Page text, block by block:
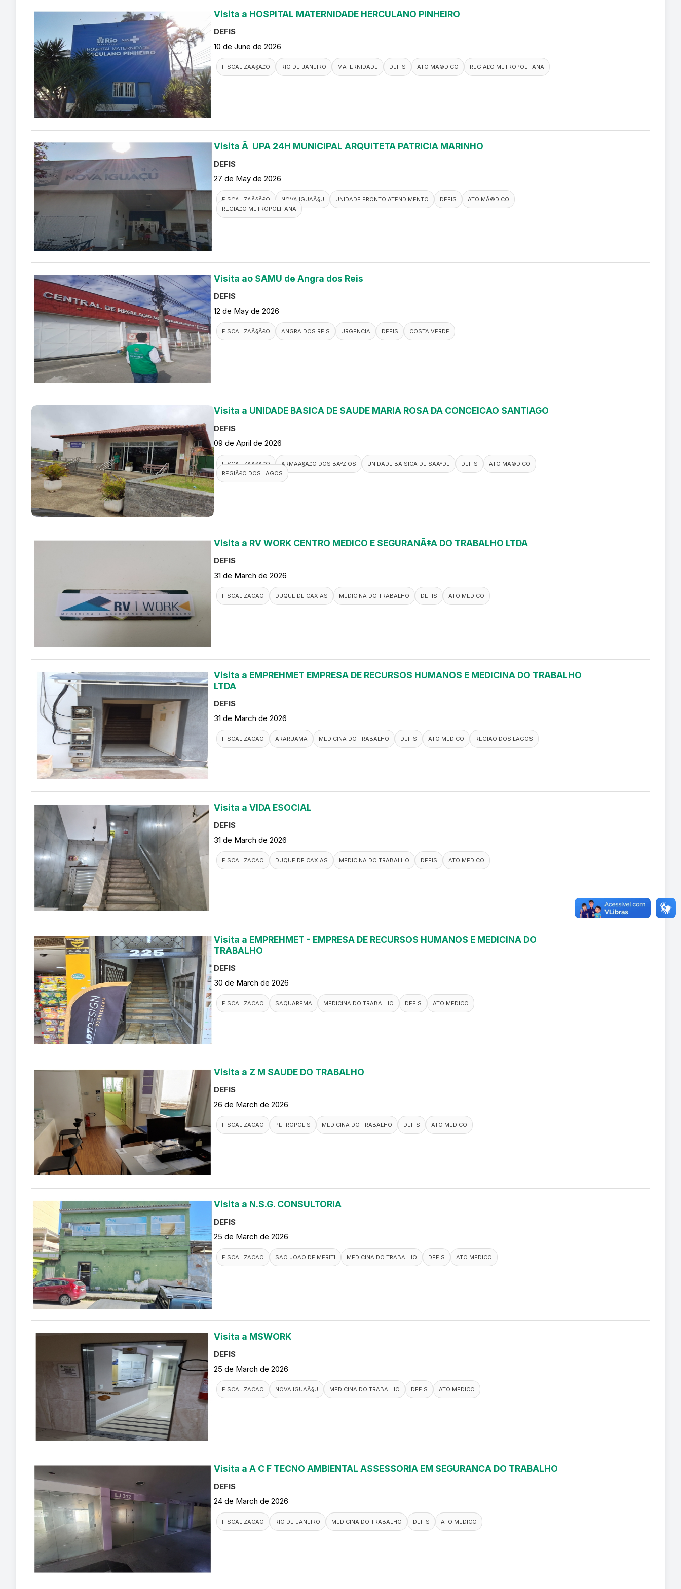
Visita a HOSPITAL MATERNIDADE HERCULANO PINHEIRO
DEFIS
10 de June de 2026
FISCALIZAÃ§Ã£O RIO DE JANEIRO MATERNIDADE DEFIS ATO MÃ©DICO REGIÃ£O METROPOLITANA
Visita Ã UPA 24H MUNICIPAL ARQUITETA PATRICIA MARINHO
DEFIS
27 de May de 2026
FISCALIZAÃ§Ã£O NOVA IGUAÃ§U UNIDADE PRONTO ATENDIMENTO DEFIS
ATO MÃ©DICO
REGIÃ£O METROPOLITANA
Visita ao SAMU de Angra dos Reis
DEFIS
12 de May de 2026
FISCALIZAÃ§Ã£O ANGRA DOS REIS URGENCIA DEFIS COSTA VERDE
Visita a UNIDADE BASICA DE SAUDE MARIA ROSA DA CONCEICAO SANTIAGO
DEFIS
09 de April de 2026
FISCALIZAÃ§Ã£O ARMAÃ§Ã£O DOS BÃºZIOS UNIDADE BÃ¡SICA DE SAÃºDE DEFIS
ATO MÃ©DICO
REGIÃ£O DOS LAGOS
Visita a RV WORK CENTRO MEDICO E SEGURANÃ‡A DO TRABALHO LTDA
DEFIS
31 de March de 2026
FISCALIZACAO DUQUE DE CAXIAS MEDICINA DO TRABALHO DEFIS ATO MEDICO
Visita a EMPREHMET EMPRESA DE RECURSOS HUMANOS E MEDICINA DO TRABALHO
LTDA
DEFIS
31 de March de 2026
FISCALIZACAO ARARUAMA MEDICINA DO TRABALHO DEFIS ATO MEDICO REGIAO DOS LAGOS
Visita a VIDA ESOCIAL
DEFIS
31 de March de 2026
FISCALIZACAO DUQUE DE CAXIAS MEDICINA DO TRABALHO DEFIS ATO MEDICO
Visita a EMPREHMET - EMPRESA DE RECURSOS HUMANOS E MEDICINA DO
TRABALHO
DEFIS
30 de March de 2026
FISCALIZACAO SAQUAREMA MEDICINA DO TRABALHO DEFIS ATO MEDICO
Visita a Z M SAUDE DO TRABALHO
DEFIS
26 de March de 2026
FISCALIZACAO PETROPOLIS MEDICINA DO TRABALHO DEFIS ATO MEDICO
Visita a N.S.G. CONSULTORIA
DEFIS
25 de March de 2026
FISCALIZACAO SAO JOAO DE MERITI MEDICINA DO TRABALHO DEFIS ATO MEDICO
Visita a MSWORK
DEFIS
25 de March de 2026
FISCALIZACAO NOVA IGUAÃ§U MEDICINA DO TRABALHO DEFIS ATO MEDICO
Visita a A C F TECNO AMBIENTAL ASSESSORIA EM SEGURANCA DO TRABALHO
DEFIS
24 de March de 2026
FISCALIZACAO RIO DE JANEIRO MEDICINA DO TRABALHO DEFIS ATO MEDICO